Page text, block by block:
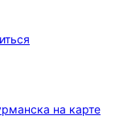
на карте